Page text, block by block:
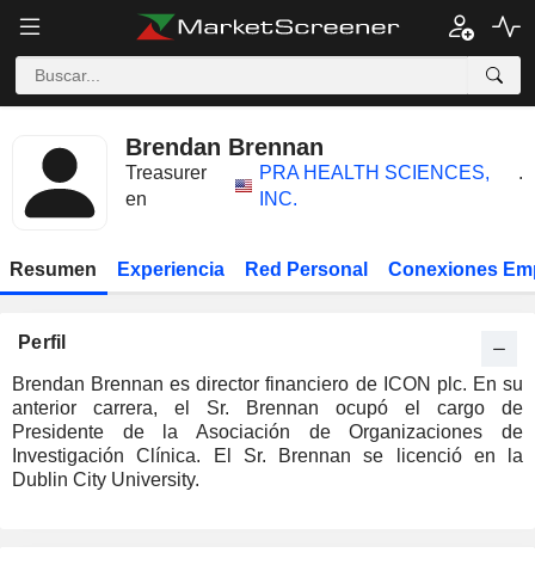
Brendan Brennan
Treasurer
en
PRA HEALTH SCIENCES,
INC.
.
Resumen Experiencia Red Personal Conexiones
Perfil
Brendan Brennan es director financiero de ICON plc. En su
anterior carrera, el Sr. Brennan ocupó el cargo de
Presidente de la Asociación de Organizaciones de
Investigación Clínica. El Sr. Brennan se licenció en la
Dublin City University.